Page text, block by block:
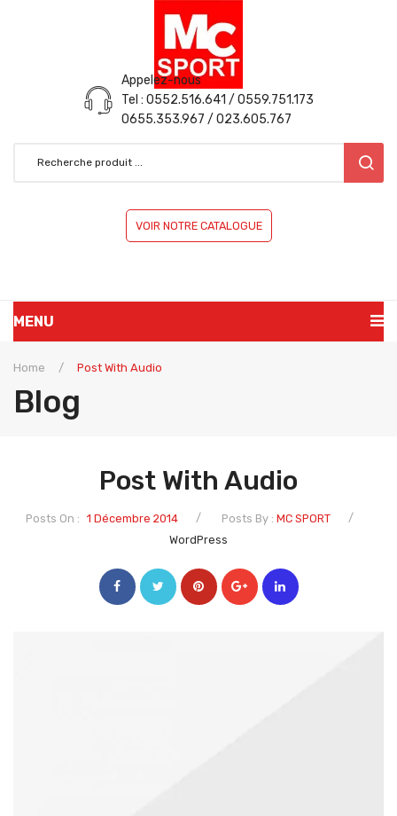
Appelez-nous
Tel : 0552.516.641 / 0559.751.173
0655.353.967 / 023.605.767
VOIR NOTRE CATALOGUE
MENU
ACCUEIL
PRÉSENTATION
Home / Post With Audio
Blog
Post With Audio
Posts On : 1 Décembre 2014 / Posts By : MC SPORT
/
WordPress